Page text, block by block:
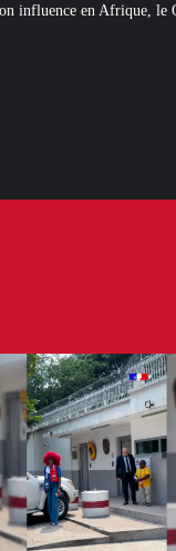
d’Orsay a choisi…